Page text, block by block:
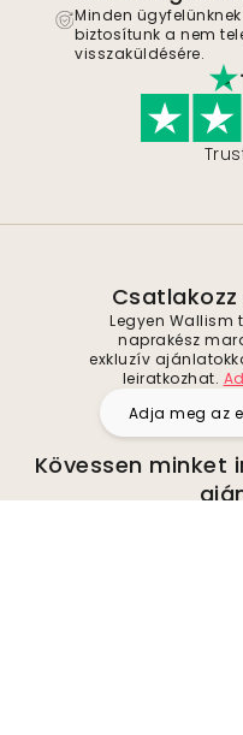
Minden
biztosítunk a nem
visszaküldésére.
Legyen
naprakész
exkluzív
leiratkozhat.
Kövessen minket